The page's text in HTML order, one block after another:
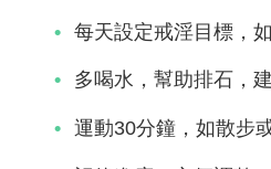
每天設定戒淫目標，
多喝水，幫助排石，
運動30分鐘，如散步